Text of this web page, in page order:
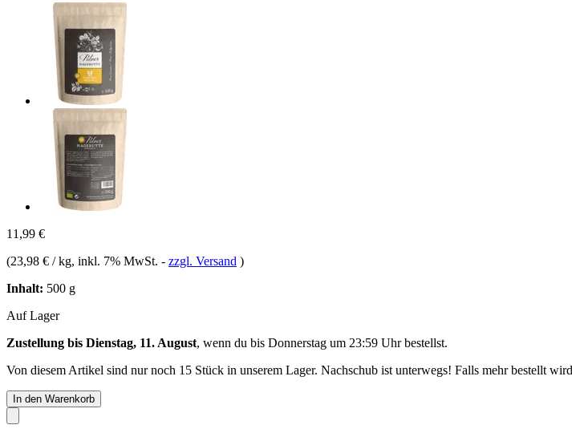
11,99 €
(23,98 € / kg, inkl. 7% MwSt. - zzgl. Versand )
Inhalt: 500 g
Auf Lager
Zustellung bis Dienstag, 11. August, wenn du bis Donnerstag um 23:59 Uhrbestellst.
Von diesem Artikel sind nur noch 15 Stück in unserem Lager. Nachschub ist unterwegs! Falls mehr bestellt
In den Warenkorb